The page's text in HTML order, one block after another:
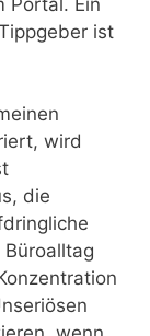
ist
wird
die